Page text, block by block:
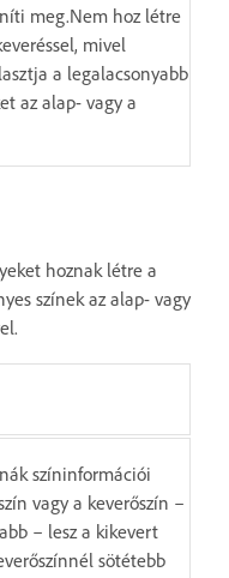
meg.Nem hoz létre
mivel
a legalacsonyabb
az alap- vagy a
hoznak létre a
színek az alap- vagy
színinformációi
vagy a keverőszín –
– lesz a kikevert
sötétebb